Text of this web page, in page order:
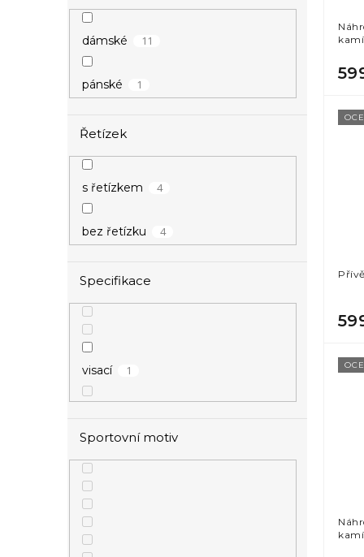
dámské 11
pánské 1
Řetízek
s řetízkem 4
bez řetízku 4
Specifikace
visací 1
Sportovní motiv